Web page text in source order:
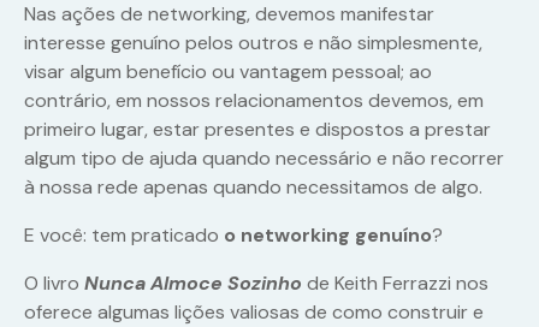
Nas ações de networking, devemos manifestar
interesse genuíno pelos outros e não simplesmente,
visar algum benefício ou vantagem pessoal; ao
contrário, em nossos relacionamentos devemos, em
primeiro lugar, estar presentes e dispostos a prestar
algum tipo de ajuda quando necessário e não recorrer
à nossa rede apenas quando necessitamos de algo.
E você: tem praticado o networking genuíno?
O livro Nunca Almoce Sozinho de Keith Ferrazzi nos
oferece algumas lições valiosas de como construir e